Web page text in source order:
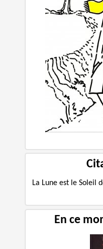
La Lune est le Soleil
En ce